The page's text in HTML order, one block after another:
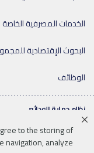
to the storing of
navigation, analyze
الخدمات المصرفية الخاصة
البحوث الإقتصادية
الوظائف
نظام حماية الودائع